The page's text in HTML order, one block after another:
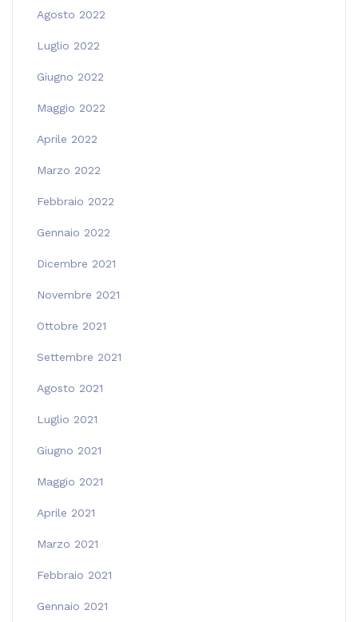
Agosto 2022
Luglio 2022
Giugno 2022
Maggio 2022
Aprile 2022
Marzo 2022
Febbraio 2022
Gennaio 2022
Dicembre 2021
Novembre 2021
Ottobre 2021
Settembre 2021
Agosto 2021
Luglio 2021
Giugno 2021
Maggio 2021
Aprile 2021
Marzo 2021
Febbraio 2021
Gennaio 2021